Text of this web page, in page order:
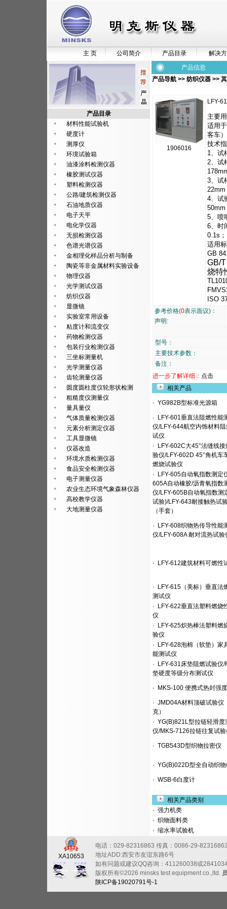
主 页 公司简介 产品目录 解决
产品目录
材料性能试验机
硬度计
测厚仪
环境试验箱
油漆涂料检测仪器
橡胶测试仪器
塑料检测仪器
公路/建筑检测仪器
石油地质仪器
电子天平
电化学仪器
无损检测仪器
色谱光谱仪器
金相理化样品分析与制备
陶瓷等非金属材料实验设备
物理仪器
光学测试仪器
纺织仪器
显微镜
实验室常用设备
粘度计和流变仪
药物检测仪器
包装行业检测仪器
三坐标测量机
光学测量仪器
齿轮测量仪器
圆度圆柱度仪轮形状检测
粗糙度仪测量仪
量具量仪
气体质量检测仪器
元素分析测定仪器
工具显微镜
仪器改造
环境水质检测仪器
食品安全检测仪器
电子测量仪器
农业生态环境气象森林仪器
高校教学仪器
大地测量仪器
产品信息
产品导航 >> 纺织仪器 >>
1906016
LFY-
主要
适用
客车
技术
1、试
2、试
3、试
22mm
4、试
50mm
5、喷
6、时
0.1s；
适用
GB
GB/
烧特
ISO
参考价格(0表示面议)：
声明:
型号：
主要技术参数：
备注：
进一步了解详细： 点击
相关产品
· YG982B型标准光源箱
· LFY-601垂直法阻燃性能
仪/LFY-644航空内饰材料
试仪
· LFY-602C大45°法缝线
验仪/LFY-602D 45°角机车
燃烧试验仪
· LFY-605自动氧指数测定
605A自动橡胶/沥青氧指数
仪/LFY-605B自动氧指数测
试验)/LFY-643耐接触热试
（手套）
· LFY-608织物热传导性能
仪/LFY-608A 耐对流热试验
· LFY-612建筑材料可燃性
· LFY-615（美标）垂直法
测试仪
· LFY-622垂直法塑料燃烧
仪
· LFY-625炽热棒法塑料燃
验仪
· LFY-628泡棉（软垫）家
能测试仪
· LFY-631床垫阻燃试验仪/
垫硬度等级分布测试仪
· MKS-100 便携式热封强
· JMD04A材料顶破试验仪
克）
· YG(B)821L型拉链轻滑度
仪/MKS-7126拉链往复试
· TGB543D型织物拉密仪
· YG(B)022D型全自动织
· WSB-6白度计
相关产品类别
· 强力机类
· 织物面料类
· 缩水率试验机
XA10653
电话：029-82316863 传真：0086-29-
地址ADD:西安市友谊东路6号
如有问题或建议QQ咨询：411260038或
版权所有©2026 minsks test equipment co.,ltd.
陕ICP备19020791号-1